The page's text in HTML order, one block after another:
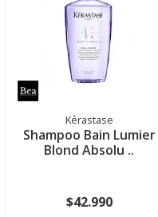
Kérastase
Shampoo Bain Lumier
Blond Absolu ..
$42.990